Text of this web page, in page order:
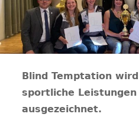
Blind Temptation
sportliche Leistungen
ausgezeichnet.